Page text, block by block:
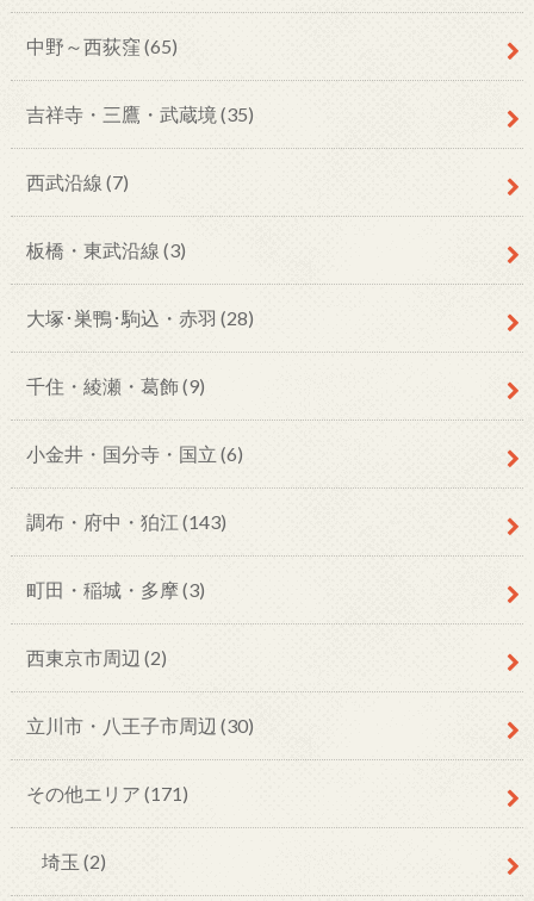
中野～西荻窪 (65)
吉祥寺・三鷹・武蔵境 (35)
西武沿線 (7)
板橋・東武沿線 (3)
大塚･巣鴨･駒込・赤羽 (28)
千住・綾瀬・葛飾(9)
小金井・国分寺・国立 (6)
調布・府中・狛江 (143)
町田・稲城・多摩(3)
西東京市周辺 (2)
立川市・八王子市周辺 (30)
その他エリア (171)
埼玉 (2)